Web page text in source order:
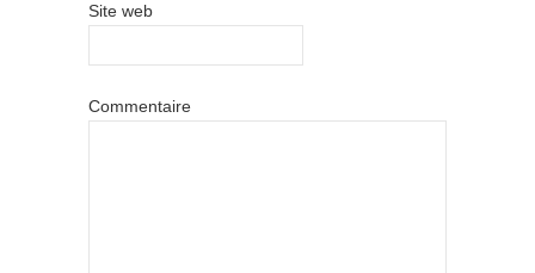
Site web
Commentaire